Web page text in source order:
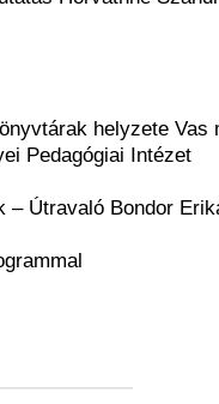
helyzete Vas
Pedagógiai Intézet
– Útravaló Bondor